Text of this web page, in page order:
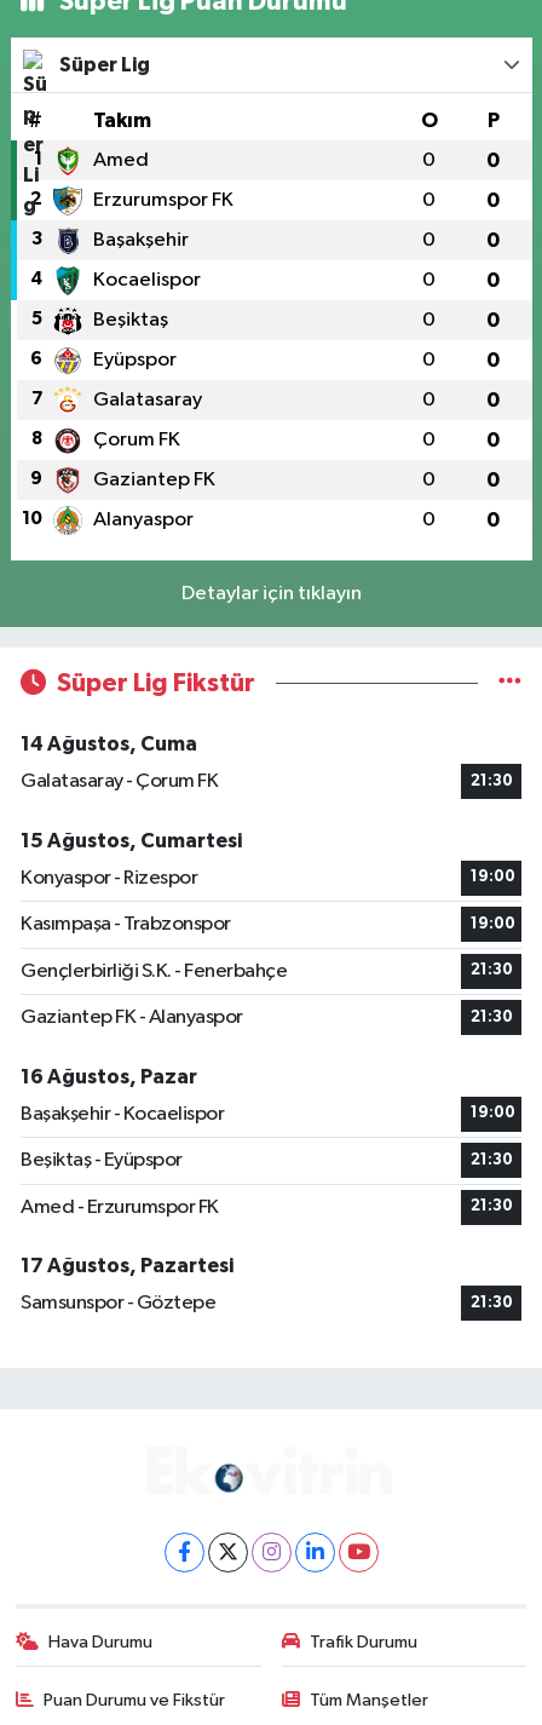
Süper Lig
# Takım O P
1 Amed 0 0
2 Erzurumspor FK 0 0
3 Başakşehir 0 0
4 Kocaelispor 0 0
5 Beşiktaş 0 0
6 Eyüpspor 0 0
7 Galatasaray 0 0
8 Çorum FK 0 0
9 Gaziantep FK 0 0
10 Alanyaspor 0 0
Detaylar için tıklayın
Süper Lig Fikstür
14 Ağustos, Cuma
Galatasaray - Çorum FK
21:30
15 Ağustos, Cumartesi
Konyaspor - Rizespor
19:00
Kasımpaşa - Trabzonspor 19:00
Gençlerbirliği S.K. - Fenerbahçe 21:30
Gaziantep FK - Alanyaspor 21:30
16 Ağustos, Pazar
Başakşehir - Kocaelispor
19:00
Beşiktaş - Eyüpspor 21:30
Amed - Erzurumspor FK 21:30
17 Ağustos, Pazartesi
Samsunspor - Göztepe
21:30
Hava Durumu Trafik Durumu
Puan Durumu ve Fikstür Tüm Manşetler